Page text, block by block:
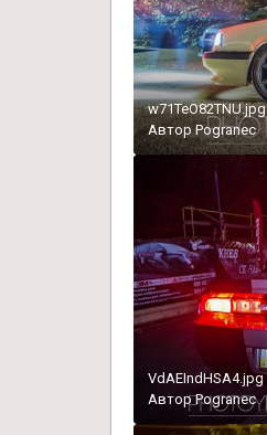
w71TeO82TNU.jpg
АвторPogranec
VdAEIndHSA4.jpg
АвторPogranec